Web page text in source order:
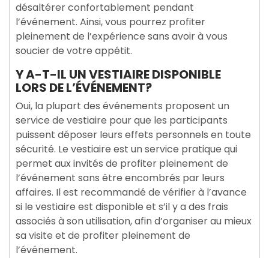
désaltérer confortablement pendant
l’événement. Ainsi, vous pourrez profiter
pleinement de l’expérience sans avoir à vous
soucier de votre appétit.
Y A-T-IL UN VESTIAIRE DISPONIBLE
LORS DE L’ÉVÉNEMENT?
Oui, la plupart des événements proposent un
service de vestiaire pour que les participants
puissent déposer leurs effets personnels en toute
sécurité. Le vestiaire est un service pratique qui
permet aux invités de profiter pleinement de
l’événement sans être encombrés par leurs
affaires. Il est recommandé de vérifier à l’avance
si le vestiaire est disponible et s’il y a des frais
associés à son utilisation, afin d’organiser au mieux
sa visite et de profiter pleinement de
l’événement.